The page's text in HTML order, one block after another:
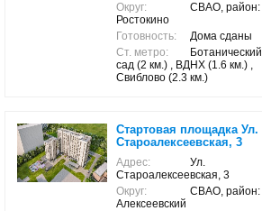
Округ:
СВАО, район:
Ростокино
Готовность:
Дома сданы
Ст. метро:
Ботанический
сад (2 км.) , ВДНХ (1.6 км.) ,
Свиблово (2.3 км.)
Стартовая площадка Ул.
Староалексеевская, 3
Адрес:
Ул.
Староалексеевская, 3
Округ:
СВАО, район:
Алексеевский